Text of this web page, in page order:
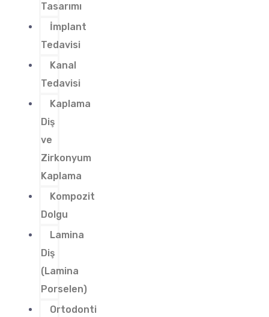
Tasarımı
İmplant
Tedavisi
Kanal
Tedavisi
Kaplama
Diş
ve
Zirkonyum
Kaplama
Kompozit
Dolgu
Lamina
Diş
(Lamina
Porselen)
Ortodonti